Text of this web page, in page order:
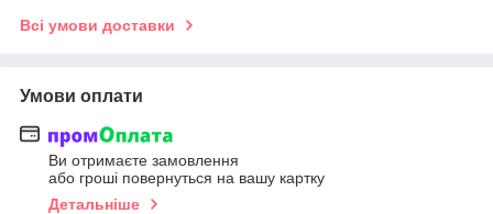
Всі умови доставки
Умови оплати
Ви отримаєте замовлення
або гроші повернуться на вашу картку
Детальніше